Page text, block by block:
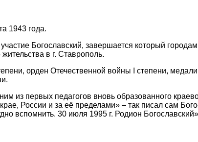
1943 года.
Богославский, завершается который
в г. Ставрополь.
орден Отечественной войны I степени,
из первых педагогов вновь образованного
России и за её пределами» – так писал сам
вспомнить. 30 июля 1995 г. Родион Богославский»